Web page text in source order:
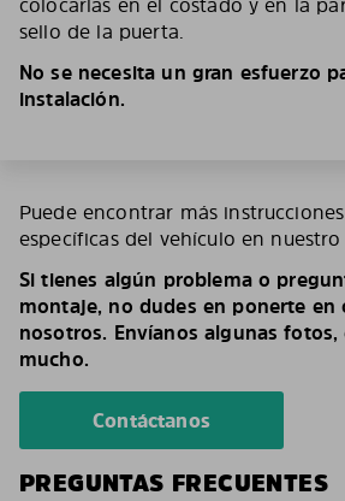
sello de la puerta.
No se necesita un gran esfuerzo
instalación.
Puede encontrar más
específicas del vehículo en nuestro
Si tienes algún problema o
montaje, no dudes en ponerte en
nosotros. Envíanos algunas
mucho.
Contáctanos
PREGUNTAS FRECUENTES